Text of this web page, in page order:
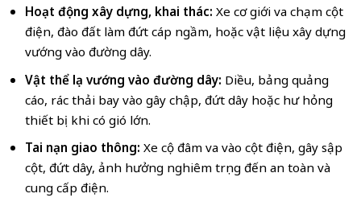
Hoạt động xây dựng, khai thác: Xe cơ giới va chạm cột
điện, đào đất làm đứt cáp ngầm, hoặc vật liệu xây dựng
vướng vào đường dây.
Vật thể lạ vướng vào đường dây: Diều, bảng quảng
cáo, rác thải bay vào gây chập, đứt dây hoặc hư hỏng
thiết bị khi có gió lớn.
Tai nạn giao thông: Xe cộ đâm va vào cột điện, gây sập
cột, đứt dây, ảnh hưởng nghiêm trọng đến an toàn và
cung cấp điện.